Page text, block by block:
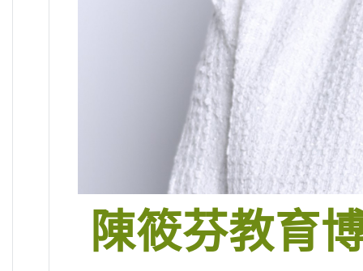
陳筱芬教育